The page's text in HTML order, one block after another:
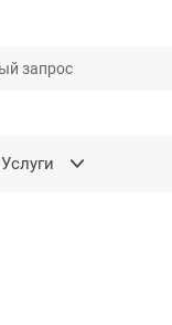
Услуги